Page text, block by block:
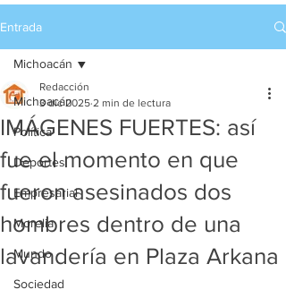
Entrada
Michoacán
Política
Deportes
Empresarial
Morelia
Mundo
Sociedad
Michoacán
IMÁGENES FUERTES: así
fue el momento en que
fueron asesinados dos
hombres dentro de una
lavandería en Plaza Arkana
Redacción
3 dic 2025 2 min de lectura